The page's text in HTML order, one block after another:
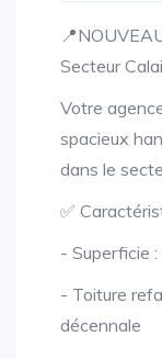
Secteur
Votre
spacieux
dans le
✅
- Superficie
- Toiture
décennale